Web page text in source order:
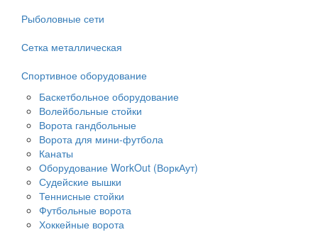
Рыболовные сети
Сетка металлическая
Спортивное оборудование
Баскетбольное оборудование
Волейбольные стойки
Ворота гандбольные
Ворота для мини-футбола
Канаты
Оборудование WorkOut (ВоркАут)
Судейские вышки
Теннисные стойки
Футбольные ворота
Хоккейные ворота